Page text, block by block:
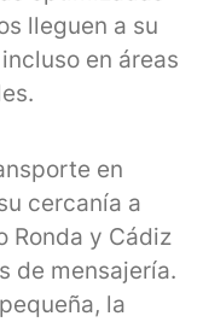
lleguen a su
en áreas
en
cercanía a
Ronda y Cádiz
de mensajería.
la